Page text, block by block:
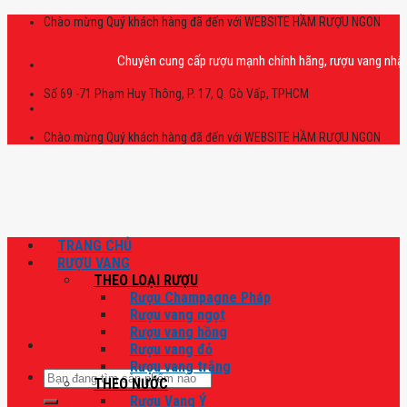
Skip
Chào mừng Quý khách hàng đã đến với WEBSITE HẦM RƯỢU NGON
Chuyên cung cấp rượu mạnh chính hãng, rượu vang nhập
Số 69 -71 Phạm Huy Thông, P. 17, Q. Gò Vấp, TPHCM
Chào mừng Quý khách hàng đã đến với WEBSITE HẦM RƯỢU NGON
Tìm
kiếm:
TRANG CHỦ
RƯỢU VANG
THEO LOẠI RƯỢU
Rượu Champagne Pháp
Rượu vang ngọt
Rượu vang hồng
Rượu vang đỏ
Rượu vang trắng
THEO NƯỚC
Rượu Vang Ý